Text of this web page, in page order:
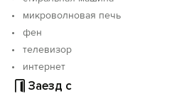
микроволновая печь
фен
телевизор
интернет
Заезд с